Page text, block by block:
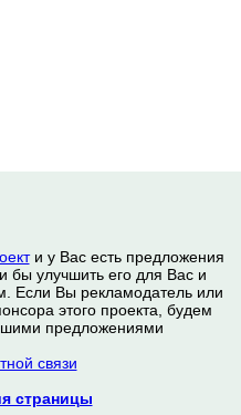
и у Вас есть предложения
бы улучшить его для Вас и
Если Вы рекламодатель или
этого проекта, будем
предложениями
связи
страницы